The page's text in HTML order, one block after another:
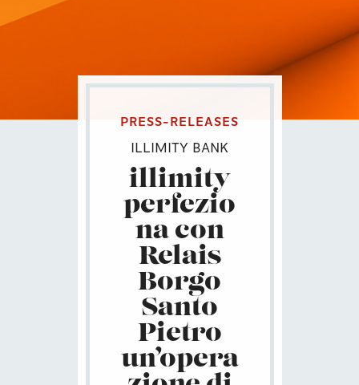
PRESS-RELEASES
ILLIMITY BANK
illimity
perfezio
na con
Relais
Borgo
Santo
Pietro
un’opera